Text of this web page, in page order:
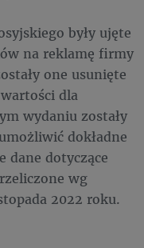
były ujęte
na reklamę firmy
one usunięte
dla
wydaniu zostały
dokładne
dane dotyczące
wg
2022 roku.